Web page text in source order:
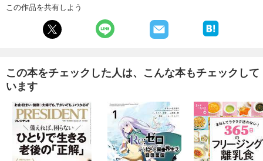
あらすじを表示する
写真ライフ2022年1月号
写真ライフ2021年10月号
838円 (税込)
カート
この作品を共有しよう
この本をチェックした人は、こんな本もチェックして
います